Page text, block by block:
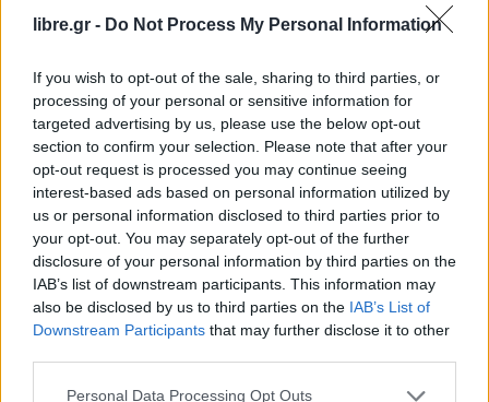
libre.gr - Do Not Process My Personal Information
If you wish to opt-out of the sale, sharing to third parties, or
processing of your personal or sensitive information for
targeted advertising by us, please use the below opt-out
section to confirm your selection. Please note that after your
opt-out request is processed you may continue seeing
interest-based ads based on personal information utilized by
us or personal information disclosed to third parties prior to
your opt-out. You may separately opt-out of the further
disclosure of your personal information by third parties on the
IAB’s list of downstream participants. This information may
also be disclosed by us to third parties on the IAB’s List of
Downstream Participants that may further disclose it to other
Personal Data Processing Opt Outs
την ευημερία της περιοχής. Προσβλέπω σε μια
ενέργειας, προς όφελος των λαών μας και της
περιοχής».